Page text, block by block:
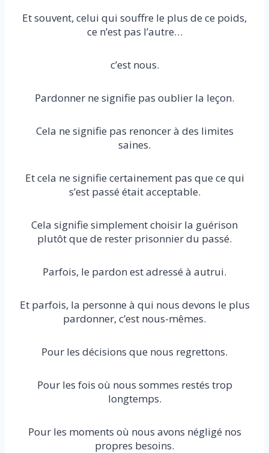
Et souvent, celui qui souffre le plus de ce poids,
ce n’est pas l’autre…
c’est nous.
Pardonner ne signifie pas oublier la leçon.
Cela ne signifie pas renoncer à des limites
saines.
Et cela ne signifie certainement pas que ce qui
s’est passé était acceptable.
Cela signifie simplement choisir la guérison
plutôt que de rester prisonnier du passé.
Parfois, le pardon est adressé à autrui.
Et parfois, la personne à qui nous devons le plus
pardonner, c’est nous-mêmes.
Pour les décisions que nous regrettons.
Pour les fois où nous sommes restés trop
longtemps.
Pour les moments où nous avons négligé nos
propres besoins.